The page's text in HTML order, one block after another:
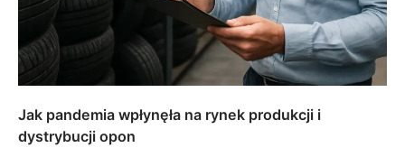
Jak pandemia wpłynęła na rynek produkcji i
dystrybucji opon